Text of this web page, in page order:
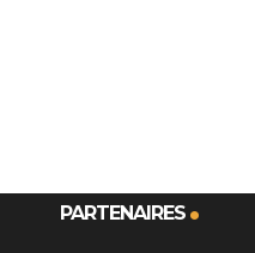
PARTENAIRES